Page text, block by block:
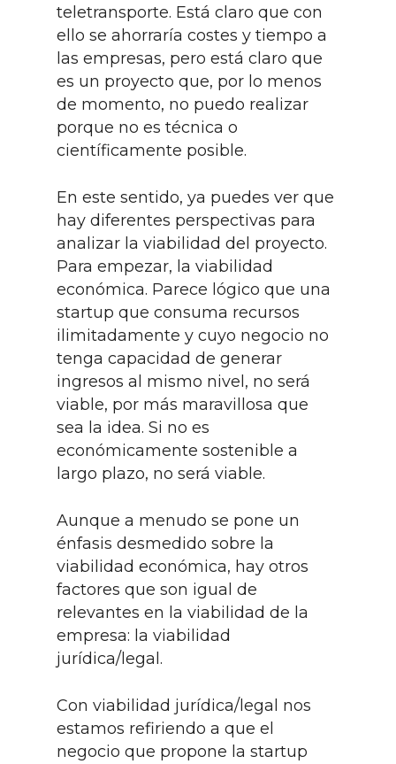
teletransporte. Está claro que con
ello se ahorraría costes y tiempo a
las empresas, pero está claro que
es un proyecto que, por lo menos
de momento, no puedo realizar
porque no es técnica o
científicamente posible.
En este sentido, ya puedes ver que
hay diferentes perspectivas para
analizar la viabilidad del proyecto.
Para empezar, la viabilidad
económica. Parece lógico que una
startup que consuma recursos
ilimitadamente y cuyo negocio no
tenga capacidad de generar
ingresos al mismo nivel, no será
viable, por más maravillosa que
sea la idea. Si no es
económicamente sostenible a
largo plazo, no será viable.
Aunque a menudo se pone un
énfasis desmedido sobre la
viabilidad económica, hay otros
factores que son igual de
relevantes en la viabilidad de la
empresa: la viabilidad
jurídica/legal.
Con viabilidad jurídica/legal nos
estamos refiriendo a que el
negocio que propone la startup